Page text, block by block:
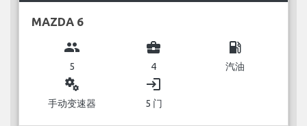
MAZDA 6
group
5
business_center
4
local_gas_station
汽油
miscellaneous_services
手动变速器
login
5 门